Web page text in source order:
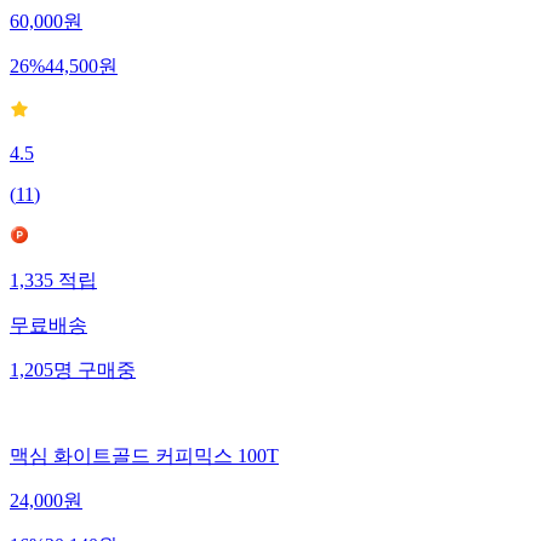
60,000원
26%44,500원
4.5
(11)
1,335적립
무료배송
1,205명구매중
맥심 화이트골드 커피믹스 100T
24,000원